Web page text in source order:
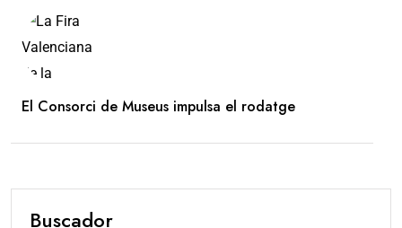
El Consorci de Museus impulsa el rodatge
Buscador